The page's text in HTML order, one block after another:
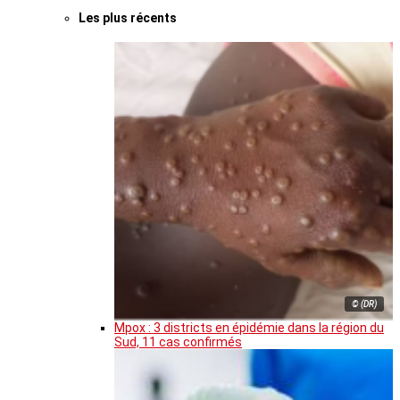
Les plus récents
© (DR)
Mpox : 3 districts en épidémie dans la région du
Sud, 11 cas confirmés